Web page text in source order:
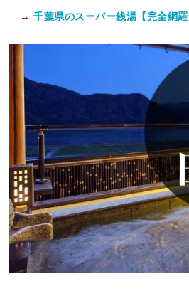
→ 千葉県のスーパー銭湯【完全網